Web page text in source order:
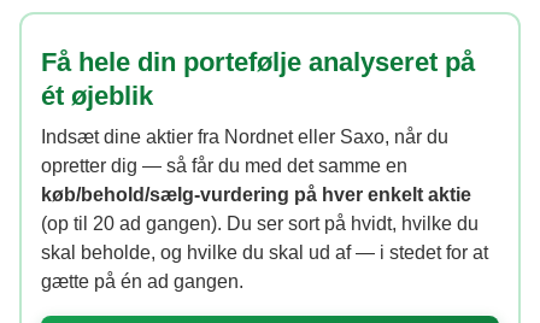
Få hele din portefølje analyseret på
ét øjeblik
Indsæt dine aktier fra Nordnet eller Saxo, når du
opretter dig — så får du med det samme en
køb/behold/sælg-vurdering på hver enkelt aktie
(op til 20 ad gangen). Du ser sort på hvidt, hvilke du
skal beholde, og hvilke du skal ud af — i stedet for at
gætte på én ad gangen.